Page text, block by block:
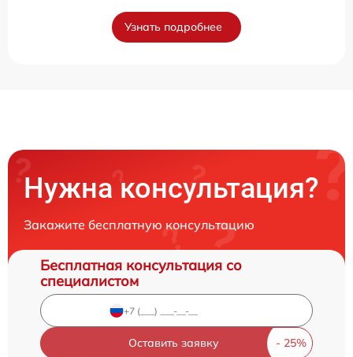
Узнать подробнее
Нужна консультация?
Закажите бесплатную консультацию
Бесплатная консультация со
специалистом
Оставить заявку